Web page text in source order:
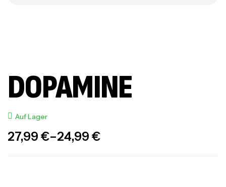
DOPAMINE
Auf Lager
24,99 €
–
27,99 €